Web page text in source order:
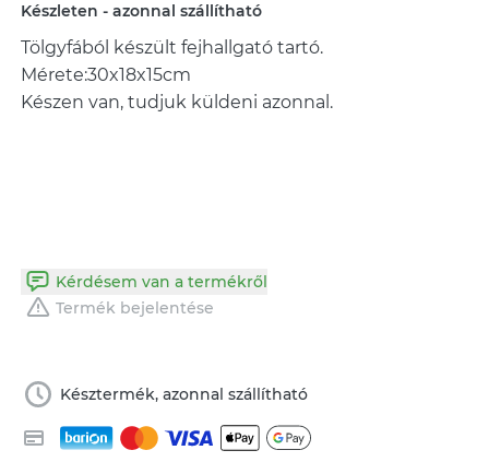
Készleten - azonnal szállítható
Tölgyfából készült fejhallgató tartó.
Mérete:30x18x15cm
Készen van, tudjuk küldeni azonnal.
Kérdésem van a termékről
Termék bejelentése
Késztermék, azonnal szállítható